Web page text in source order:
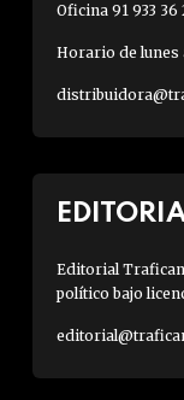
Oficina 91 933 36
Horario de lunes
Editorial
político bajo